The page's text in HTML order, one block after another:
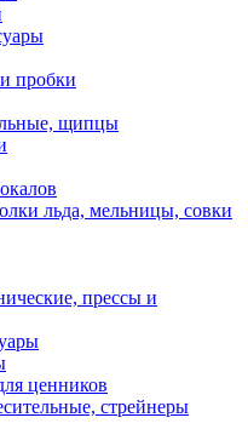
пробки
щипцы
льда, мельницы, совки
прессы и
ценников
стрейнеры